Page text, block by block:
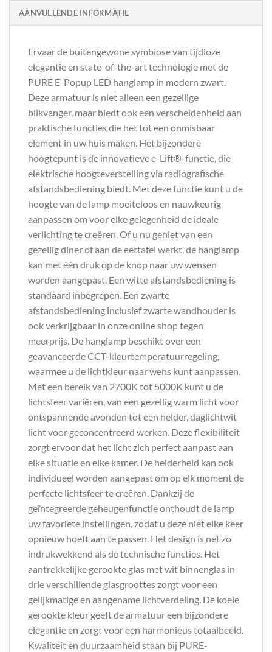
AANVULLENDE INFORMATIE
Ervaar de buitengewone symbiose van tijdloze
elegantie en state-of-the-art technologie met de
PURE E-Popup LED hanglamp in modern zwart.
Deze armatuur is niet alleen een gezellige
blikvanger, maar biedt ook een verscheidenheid aan
praktische functies die het tot een onmisbaar
element in uw huis maken. Het bijzondere
hoogtepunt is de innovatieve e-Lift®-functie, die
elektrische hoogteverstelling via radiografische
afstandsbediening biedt. Met deze functie kunt u de
hoogte van de lamp moeiteloos en nauwkeurig
aanpassen om voor elke gelegenheid de ideale
verlichting te creëren. Of u nu geniet van een
gezellig diner of aan de eettafel werkt, de hanglamp
kan met één druk op de knop naar uw wensen
worden aangepast. Een witte afstandsbediening is
standaard inbegrepen. Een zwarte
afstandsbediening inclusief zwarte wandhouder is
ook verkrijgbaar in onze online shop tegen
meerprijs. De hanglamp beschikt over een
geavanceerde CCT-kleurtemperatuurregeling,
waarmee u de lichtkleur naar wens kunt aanpassen.
Met een bereik van 2700K tot 5000K kunt u de
lichtsfeer variëren, van een gezellig warm licht voor
ontspannende avonden tot een helder, daglichtwit
licht voor geconcentreerd werken. Deze flexibiliteit
zorgt ervoor dat het licht zich perfect aanpast aan
elke situatie en elke kamer. De helderheid kan ook
individueel worden aangepast om op elk moment de
perfecte lichtsfeer te creëren. Dankzij de
geïntegreerde geheugenfunctie onthoudt de lamp
uw favoriete instellingen, zodat u deze niet elke keer
opnieuw hoeft aan te passen. Het design is net zo
indrukwekkend als de technische functies. Het
aantrekkelijke gerookte glas met wit binnenglas in
drie verschillende glasgroottes zorgt voor een
gelijkmatige en aangename lichtverdeling. De koele
gerookte kleur geeft de armatuur een bijzondere
elegantie en zorgt voor een harmonieus totaalbeeld.
Kwaliteit en duurzaamheid staan ​​bij PURE-